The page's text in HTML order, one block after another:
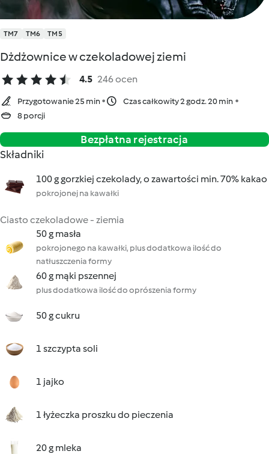
TM7 TM6 TM5
Dżdżownice w czekoladowej ziemi
4.5 246 ocen
Przygotowanie 25 min
Czas całkowity 2 godz. 20 min
8 porcji
Bezpłatna rejestracja
Składniki
100 g gorzkiej czekolady, o zawartości min. 70% kakao
pokrojonej na kawałki
Ciasto czekoladowe - ziemia
50 g masła
pokrojonego na kawałki, plus dodatkowa ilość do
natłuszczenia formy
60 g mąki pszennej
plus dodatkowa ilość do oprószenia formy
50 g cukru
1 szczypta soli
1 jajko
1 łyżeczka proszku do pieczenia
20 g mleka